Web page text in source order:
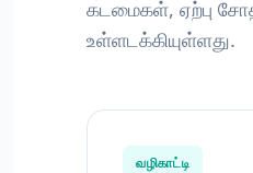
கடமைகள், ஏற்பு
உள்ளடக்கியுள்ளது.
வழிகாட்டி